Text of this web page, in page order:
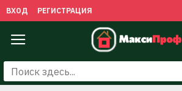
ВХОД РЕГИСТРАЦИЯ